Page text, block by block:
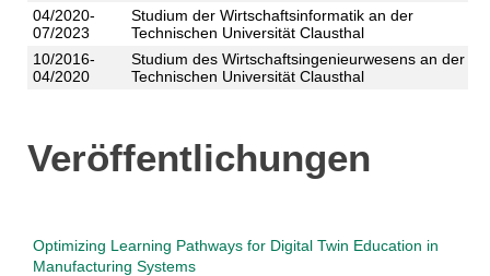
04/2020-
07/2023
Studium der Wirtschaftsinformatik an der
Technischen Universität Clausthal
10/2016-
04/2020
Studium des Wirtschaftsingenieurwesens an der
Technischen Universität Clausthal
Veröffentlichungen
Optimizing Learning Pathways for Digital Twin Education in
Manufacturing Systems